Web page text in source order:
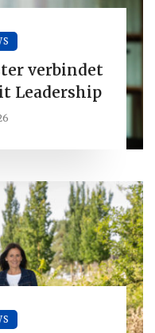
verbindet
Leadership